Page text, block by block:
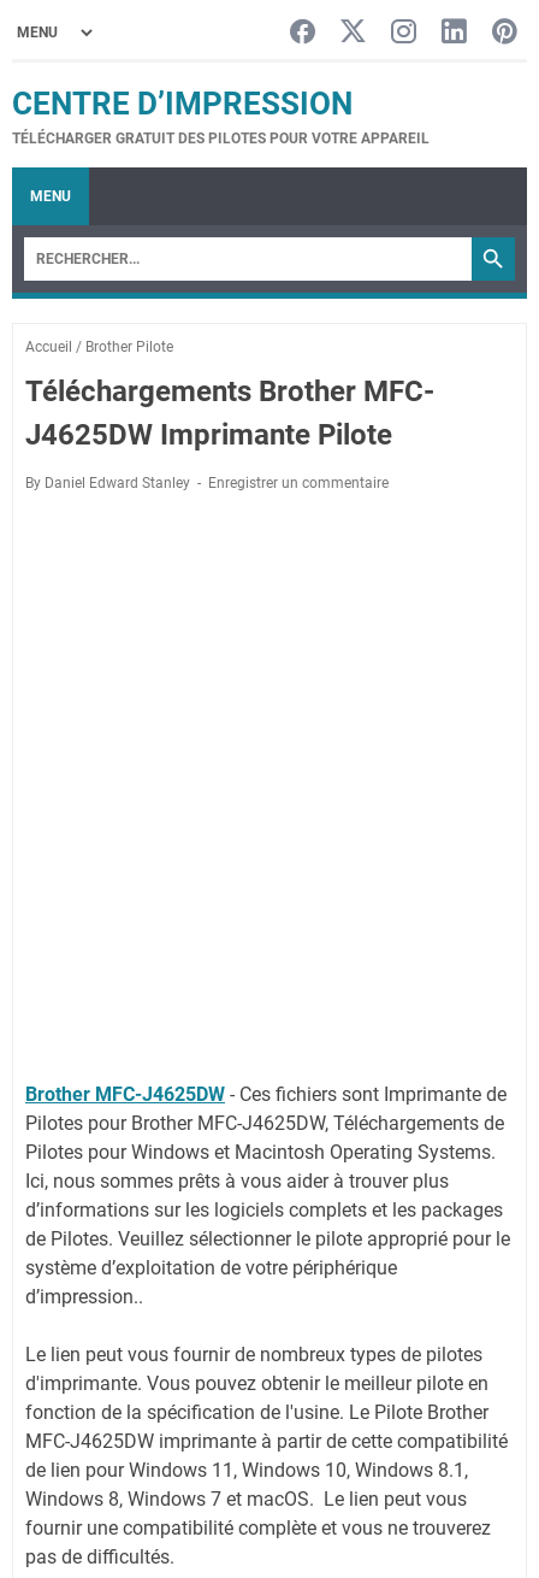
CENTRE D’IMPRESSION
TÉLÉCHARGER GRATUIT DES PILOTES POUR VOTRE APPAREIL
MENU
Accueil / Brother Pilote
Téléchargements Brother MFC-
J4625DW Imprimante Pilote
By Daniel Edward Stanley Enregistrer un commentaire
Brother MFC-J4625DW - Ces fichiers sont Imprimante de
Pilotes pour Brother MFC-J4625DW, Téléchargements de
Pilotes pour Windows et Macintosh Operating Systems.
Ici, nous sommes prêts à vous aider à trouver plus
d’informations sur les logiciels complets et les packages
de Pilotes. Veuillez sélectionner le pilote approprié pour le
système d’exploitation de votre périphérique
d’impression..
Le lien peut vous fournir de nombreux types de pilotes
d'imprimante. Vous pouvez obtenir le meilleur pilote en
fonction de la spécification de l'usine. Le Pilote Brother
MFC-J4625DW imprimante à partir de cette compatibilité
de lien pour Windows 11, Windows 10, Windows 8.1,
Windows 8, Windows 7 et macOS. Le lien peut vous
fournir une compatibilité complète et vous ne trouverez
pas de difficultés.